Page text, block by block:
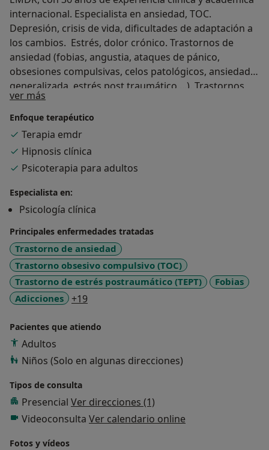
internacional. Especialista en ansiedad, TOC.
Depresión, crisis de vida, dificultades de adaptación a
los cambios. Estrés, dolor crónico. Trastornos de
ansiedad (fobias, angustia, ataques de pánico,
obsesiones compulsivas, celos patológicos, ansiedad
generalizada, estrés post traumático,...). Trastornos
alimentarios (bulimia, obesidad). Adicciones
(Ludopatía, alcohol,..). Ansiedad social, falta de
habilidades sociales. Relajación. Mindfulness. Hipnosis
clínica. Desarrollo personal Realizo visitas presenciales
(en Castelldefels) y Online. Las terapias son en
castellano y francés.
ver más
Enfoque terapéutico
Terapia emdr
Hipnosis clínica
Psicoterapia para adultos
Especialista en:
Psicología clínica
Principales enfermedades tratadas
Trastorno de ansiedad
Trastorno obsesivo compulsivo (TOC)
Trastorno de estrés postraumático (TEPT)
Fobias
Adicciones
+19a11y_sr_more_diseases
Pacientes que atiendo
Adultos
Niños (Solo en algunas direcciones)
Tipos de consulta
Presencial Ver direcciones (1)
Videoconsulta Ver calendario online
Fotos y vídeos